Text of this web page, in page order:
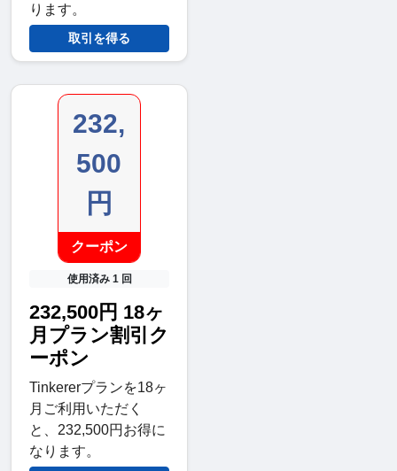
ります。
取引を得る
232,
500
円
クーポン
使用済み 1 回
232,500円 18ヶ
月プラン割引ク
ーポン
Tinkererプランを18ヶ
月ご利用いただく
と、232,500円お得に
なります。